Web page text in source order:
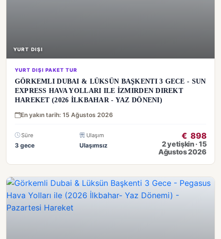
YURT DIŞI
YURT DIŞI PAKET TUR
GÖRKEMLI DUBAI & LÜKSÜN BAŞKENTI 3 GECE - SUN
EXPRESS HAVA YOLLARI ILE İZMIRDEN DIREKT
HAREKET (2026 İLKBAHAR - YAZ DÖNENI)
En yakın tarih: 15 Ağustos 2026
Süre
3 gece
Ulaşım
Ulaşımsız
€ 898
2 yetişkin · 15
Ağustos 2026